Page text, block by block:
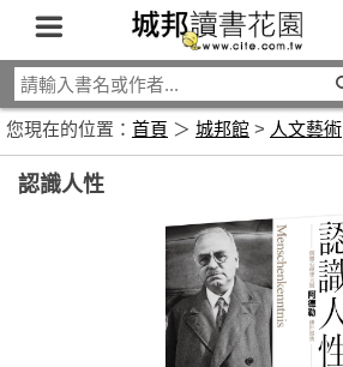
您現在的位置： 首頁 ＞ 城邦館 > 人文藝術
認識人性